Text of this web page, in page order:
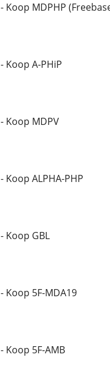
- Koop MDPHP
- Koop A-PHiP
- Koop MDPV
- Koop ALPHA-PHP
- Koop GBL
- Koop 5F-MDA19
- Koop 5F-AMB